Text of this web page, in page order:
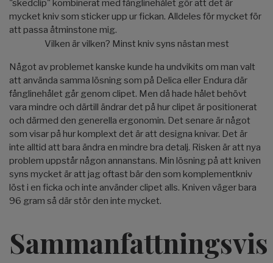
"skedclip" kombinerat med fånglinehålet gör att det är
mycket kniv som sticker upp ur fickan. Alldeles för mycket för
att passa åtminstone mig.
Vilken är vilken? Minst kniv syns nästan mest
Något av problemet kanske kunde ha undvikits om man valt
att använda samma lösning som på Delica eller Endura där
fånglinehålet går genom clipet. Men då hade hålet behövt
vara mindre och därtill ändrar det på hur clipet är positionerat
och därmed den generella ergonomin. Det senare är något
som visar på hur komplext det är att designa knivar. Det är
inte alltid att bara ändra en mindre bra detalj. Risken är att nya
problem uppstår någon annanstans. Min lösning på att kniven
syns mycket är att jag oftast bär den som komplementkniv
löst i en ficka och inte använder clipet alls. Kniven väger bara
96 gram så där stör den inte mycket.
Sammanfattningsvis